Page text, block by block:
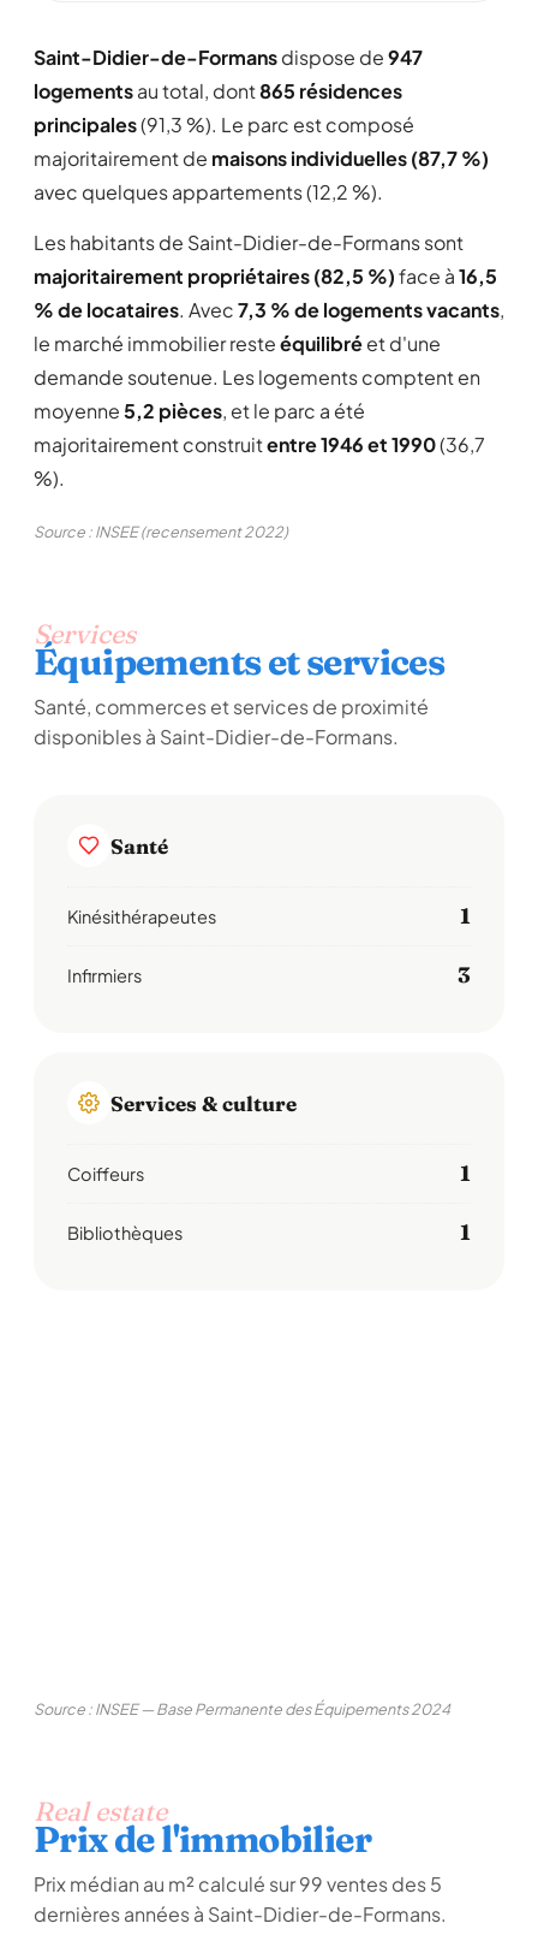
Saint-Didier-de-Formansdispose de947
logementsau total, dont865 résidences
principales(91,3 %). Le parc est composé
majoritairement de maisons individuelles (87,7 %)
avec quelques appartements (12,2 %).
Les habitants de Saint-Didier-de-Formans sont
majoritairement propriétaires (82,5 %)face à16,5
% de locataires. Avec7,3 % de logements vacants,
le marché immobilier resteéquilibréet d'une
demande soutenue. Les logements comptent en
moyenne5,2 pièces, et le parc a été
majoritairement construitentre 1946 et 1990(36,7
%).
Source : INSEE (recensement 2022)
Services
Équipements et services
Santé, commerces et services de proximité
disponibles à Saint-Didier-de-Formans.
Santé
Kinésithérapeutes 1
Infirmiers 3
Services & culture
Coiffeurs 1
Bibliothèques 1
Source : INSEE — Base Permanente des Équipements 2024
Real estate
Prix de l'immobilier
Prix médian au m² calculé sur 99 ventes des 5
dernières années à Saint-Didier-de-Formans.